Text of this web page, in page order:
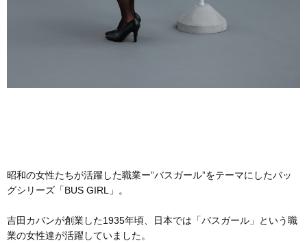
昭和の女性たちが活躍した職業ー”バスガール”をテーマにしたバッ
グシリーズ「BUS GIRL」。
吉田カバンが創業した1935年頃、日本では「バスガール」という職
業の女性達が活躍していました。